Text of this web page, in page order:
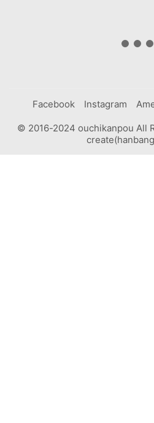
Facebook Instagram
© 2016-2024 ouchikanpou All